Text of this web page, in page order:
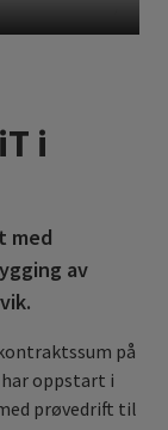
i
med
av
på
oppstart i
prøvedrift til